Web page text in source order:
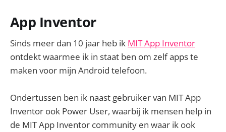
App Inventor
Sinds meer dan 10 jaar heb ik MIT App Inventor
ontdekt waarmee ik in staat ben om zelf apps te
maken voor mijn Android telefoon.
Ondertussen ben ik naast gebruiker van MIT App
Inventor ook Power User, waarbij ik mensen help in
de MIT App Inventor community en waar ik ook